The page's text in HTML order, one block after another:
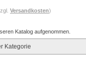
Versandkosten)
Katalog aufgenommen.
Kategorie